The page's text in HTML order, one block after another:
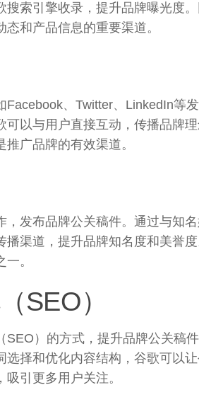
搜索引擎收录，提升品牌曝光度
和产品信息的重要渠道。
Facebook、Twitter、LinkedIn等
可以与用户直接互动，传播品牌
广品牌的有效渠道。
，发布品牌公关稿件。通过与知
播渠道，提升品牌知名度和美誉
。
SEO）
SEO）的方式，提升品牌公关稿
选择和优化内容结构，谷歌可以
引更多用户关注。